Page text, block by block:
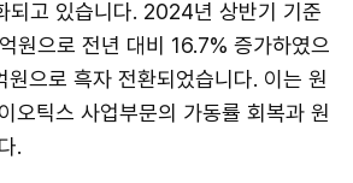
되고 있습니다. 2024년 상반기 기준
원으로 전년 대비 16.7% 증가하였으
으로 흑자 전환되었습니다. 이는 원
오틱스 사업부문의 가동률 회복과 원
.